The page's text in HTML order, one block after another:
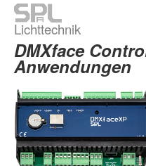
Über uns
Lichttechnik
DMXface
Anwendungen